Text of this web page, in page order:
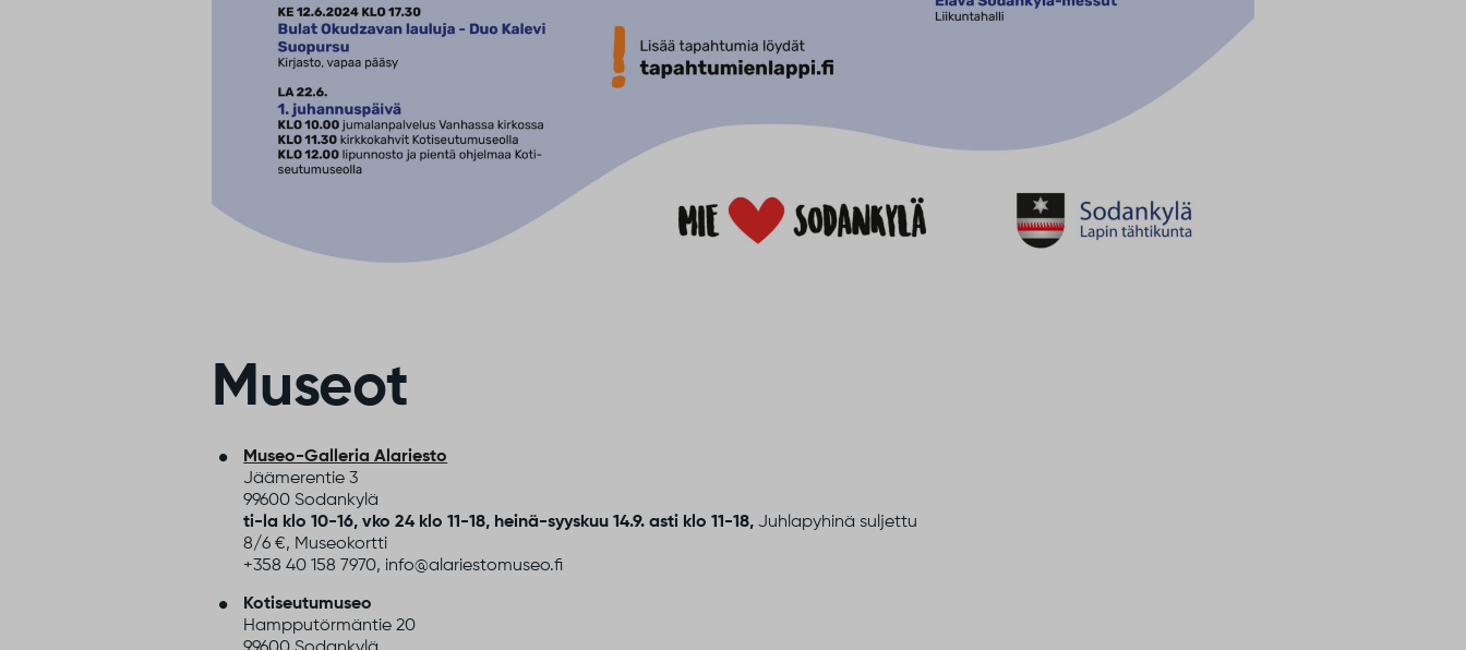
Museot
Museo-Galleria Alariesto
Jäämerentie 3
99600 Sodankylä
ti-la klo 10-16, vko 24 klo 11-18, heinä-syyskuu 14.9. asti klo 11-18, Juhlapyhinä suljettu
8/6 €, Museokortti
+358 40 158 7970, info@alariestomuseo.fi
Kotiseutumuseo
Hampputörmäntie 20